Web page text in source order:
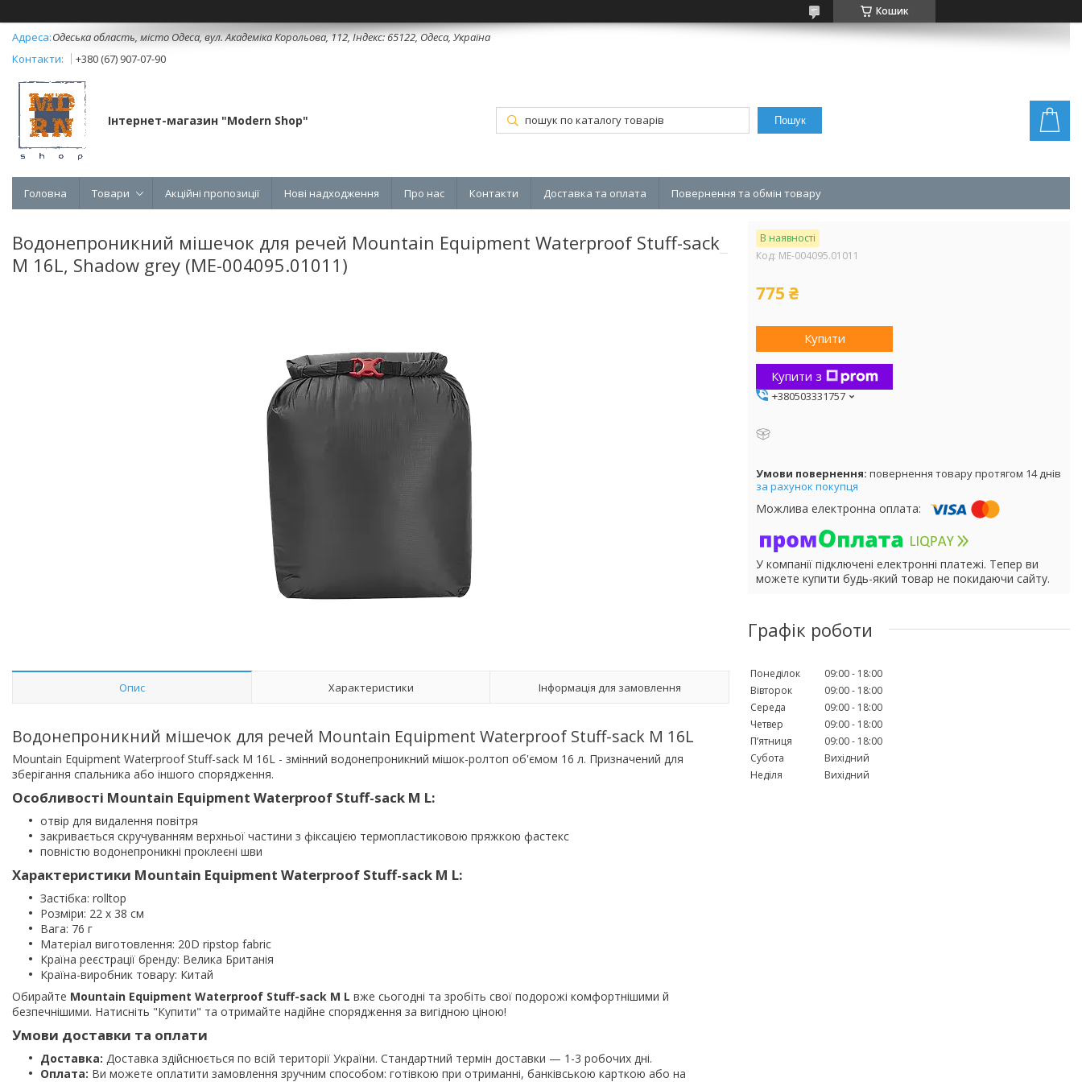
Кошик
Одеська область, місто Одеса, вул. Академіка Корольова, 112, Індекс: 65122, Одеса, Україна
+380 (67) 907-07-90
Інтернет-магазин "Modern Shop" Пошук
Головна Товари Акційні пропозиції Нові надходження Про нас Контакти Доставка та оплата Повернення та обмін товару
Водонепроникний мішечок для речей Mountain Equipment Waterproof Stuff-sack
M 16L, Shadow grey (ME-004095.01011)
Опис Характеристики Інформація для замовлення
Водонепроникний мішечок для речей Mountain Equipment Waterproof Stuff-sack M 16L
Mountain Equipment Waterproof Stuff-sack M 16L - змінний водонепроникний мішок-ролтоп об'ємом 16 л. Призначений для
зберігання спальника або іншого спорядження.
Особливості Mountain Equipment Waterproof Stuff-sack M L:
отвір для видалення повітря
закривається скручуванням верхньої частини з фіксацією термопластиковою пряжкою фастекс
повністю водонепроникні проклеєні шви
Характеристики Mountain Equipment Waterproof Stuff-sack M L:
Застібка: rolltop
Розміри: 22 х 38 см
Вага: 76 г
Матеріал виготовлення: 20D ripstop fabric
Країна реєстрації бренду: Велика Британія
Країна-виробник товару: Китай
Обирайте Mountain Equipment Waterproof Stuff-sack M L вже сьогодні та зробіть свої подорожі комфортнішими й
безпечнішими. Натисніть "Купити" та отримайте надійне спорядження за вигідною ціною!
Умови доставки та оплати
Доставка: Доставка здійснюється по всій території України. Стандартний термін доставки — 1-3 робочих дні.
Оплата: Ви можете оплатити замовлення зручним способом: готівкою при отриманні, банківською карткою або на
В наявності
Код: ME-004095.01011
775 ₴
Купити
Купити з
+380503331757
повернення товару протягом 14 днів
за рахунок покупця
У компанії підключені електронні платежі. Тепер ви
можете купити будь-який товар не покидаючи сайту.
Графік роботи
Понеділок 09:00
18:00
Вівторок
09:00
18:00
Середа
09:00
18:00
Четвер
09:00
18:00
Пʼятниця
09:00
18:00
Субота
Вихідний
Неділя
Вихідний